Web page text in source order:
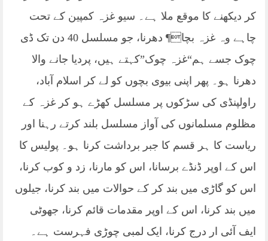
کر دیکھنے کا موقع ملا ہے۔ سیو غزہ کمپین کے تحت
چاہے وہ غزہ بچا¶ دھرنا، جو مسلسل 40 دن تک ڈی
چوک جسے ہم“غزہ چوک”کہتے ہیں، پردیا جانے والا
دھرنا ہو۔ پھر اپنی بیوی بچوں کو لے کر اسلام آباد،
راولپنڈی کی سڑکوں پر مسلسل کھڑے ہو کر غزہ کے
مظلوم مسلمانوں کی آواز مسلسل بلند کرتے رہنا اور
ریاست کا ہر قسم کا جبر برداشت کرنا ہو۔ پولیس کا
اس کے اوپر ڈنڈے برسانا، اس کو مارنا، زد و کوب کرنا،
اس کو گاڑی میں بند کر کے حوالات میں بند کرنا، جیلوں
میں بند کرنا، اس کے اوپر مقدمات قائم کرنا، جھوٹی
ایف آئی ار درج کرنا، ایک لمبی چوڑی فہرست ہے۔